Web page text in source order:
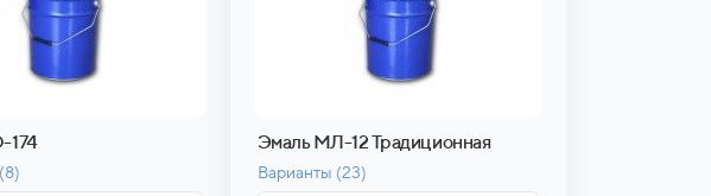
174
8)
Эмаль МЛ-12 Традиционная
Варианты (23)